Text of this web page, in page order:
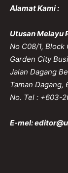
Alamat Kami :
Utusan Melayu
No C08/1, Block
Garden City
Jalan Dagang
Taman Dagang,
No. Tel : +603-
E-mel: